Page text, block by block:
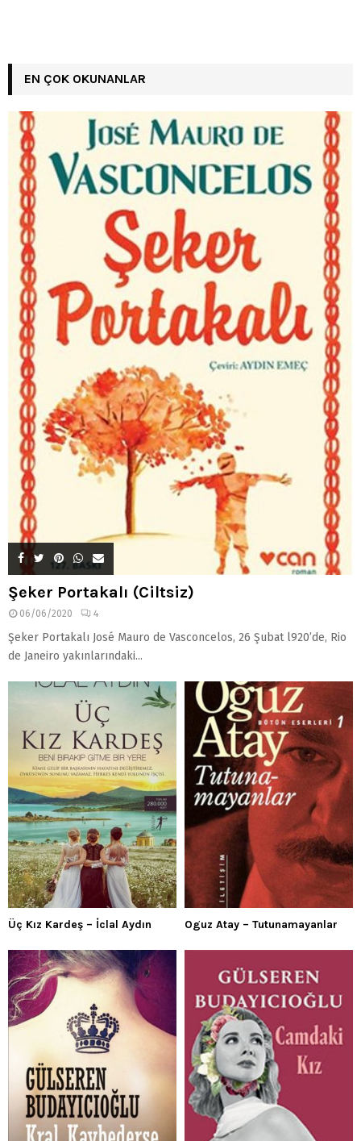
EN ÇOK OKUNANLAR
Şeker Portakalı (Ciltsiz)
06/06/2020 4
Şeker Portakalı José Mauro de Vasconcelos, 26 Şubat l920’de, Rio
de Janeiro yakınlarındaki...
Üç Kız Kardeş – İclal Aydın Oguz Atay – Tutunamayanlar